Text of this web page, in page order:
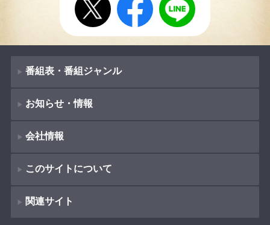
番組表・番組ジャンル
番組表
番組ジャンル
ドラマ
映画
お知らせ・情報
新着情報
お知らせ
イベント
会社情報
会社概要
（Company Information）
このサイトについて
著作権とリンク
関連サイト